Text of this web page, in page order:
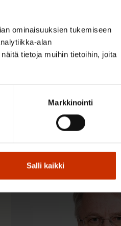
ominaisuuksien tukemiseen
alan
tietoja muihin tietoihin, joita
Markkinointi
Salli kaikki
TASA-ARVO JA